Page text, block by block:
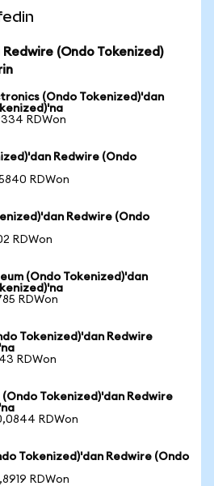
(Ondo Tokenized)
(Ondo Tokenized)'dan
RDWon
Redwire (Ondo
RDWon
Redwire (Ondo
RDWon
(Ondo Tokenized)'dan
RDWon
Tokenized)'dan Redwire
RDWon
Tokenized)'dan Redwire
RDWon
Tokenized)'dan Redwire (Ondo
RDWon